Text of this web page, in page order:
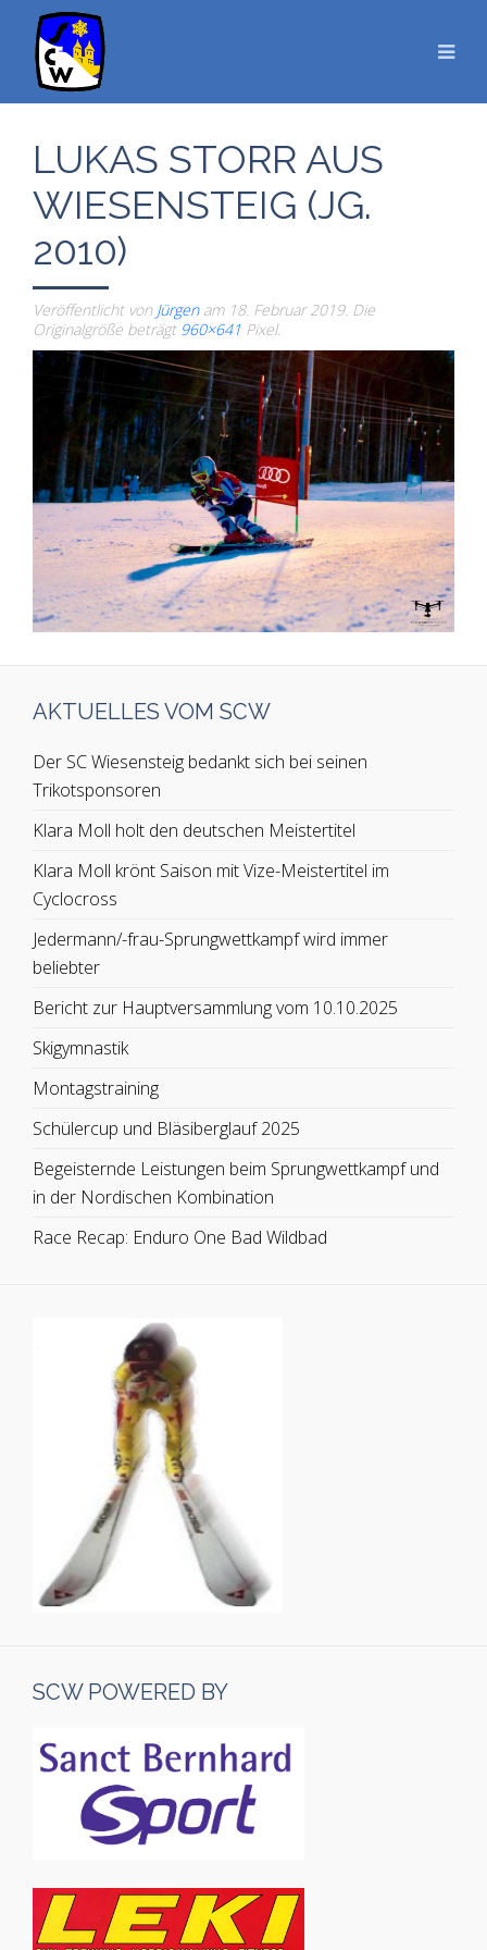
LUKAS STORR AUS
WIESENSTEIG (JG.
2010)
Veröffentlicht von Jürgenam 18. Februar 2019. Die
Originalgröße beträgt 960×641 Pixel.
AKTUELLES VOM SCW
Der SC Wiesensteig bedankt sich bei seinen
Trikotsponsoren
Klara Moll holt den deutschen Meistertitel
Klara Moll krönt Saison mit Vize-Meistertitel im
Cyclocross
Jedermann/-frau-Sprungwettkampf wird immer
beliebter
Bericht zur Hauptversammlung vom 10.10.2025
Skigymnastik
Montagstraining
Schülercup und Bläsiberglauf 2025
Begeisternde Leistungen beim Sprungwettkampf und
in der Nordischen Kombination
Race Recap: Enduro One Bad Wildbad
SCW POWERED BY